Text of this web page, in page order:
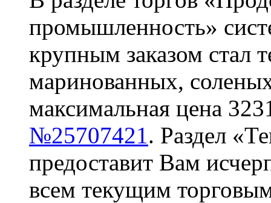
промышленность»
крупным заказом стал
маринованных,
максимальная цена
№25707421. Раздел
предоставит Вам
всем текущим